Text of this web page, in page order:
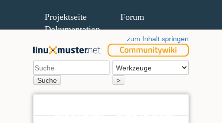
Projektseite
Forum
Dokumentation
zum Inhalt springen
Suche >
Seite anzeigen Ältere Versionen